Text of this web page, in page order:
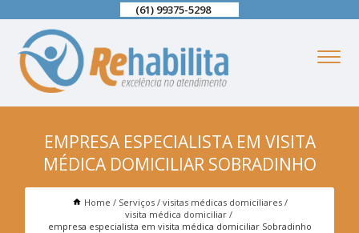
(61) 99375-5298
EMPRESA ESPECIALISTA EM VISITA
MÉDICA DOMICILIAR SOBRADINHO
Home Serviços
visitas médicas domiciliares
visita médica domiciliar
empresa especialista em visita médica domiciliar Sobradinho